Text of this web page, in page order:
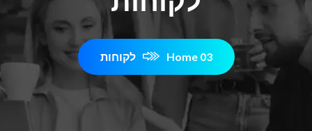
Home 03 לקוחות